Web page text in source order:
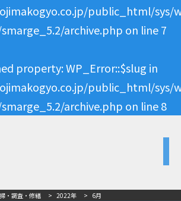
public_html/sys/
archive.php on line7
property: WP_Error::$slug in
public_html/sys/
archive.php on line8
・調査・修繕 > 2022年 > 6月